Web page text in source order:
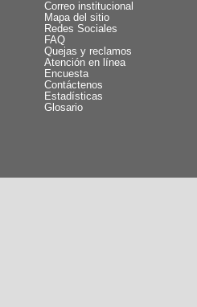
Correo institucional
Mapa del sitio
Redes Sociales
FAQ
Quejas y reclamos
Atención en línea
Encuesta
Contáctenos
Estadísticas
Glosario